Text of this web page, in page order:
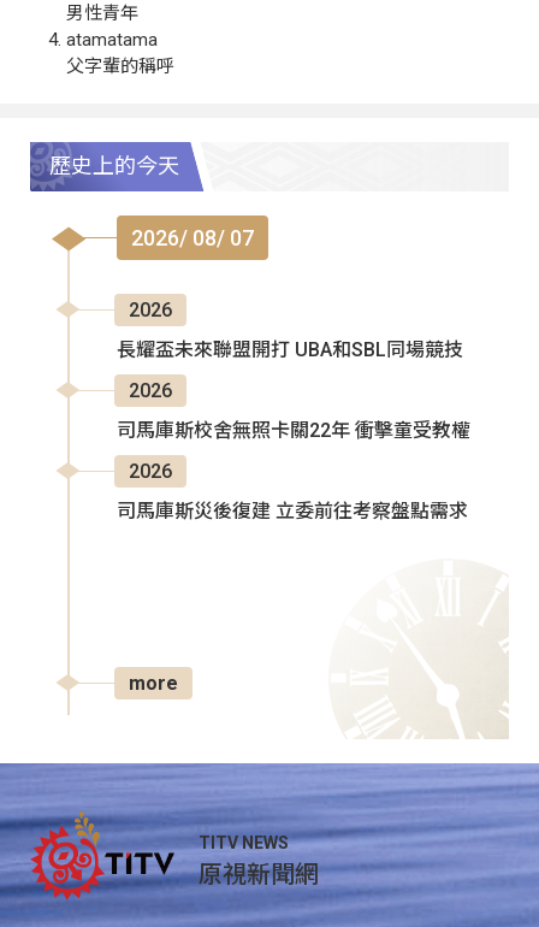
男性青年
atamatama
父字輩的稱呼
歷史上的今天
2026/ 08/ 07
2026
長耀盃未來聯盟開打 UBA和SBL同場競技
2026
司馬庫斯校舍無照卡關22年 衝擊童受教權
2026
司馬庫斯災後復建 立委前往考察盤點需求
more
TITV NEWS
原視新聞網